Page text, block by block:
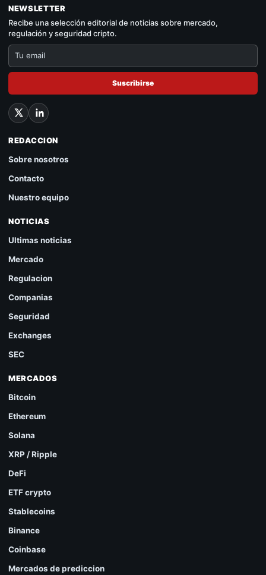
NEWSLETTER
Recibe una selección editorial de noticias sobre mercado,
regulación y seguridad cripto.
Suscribirse
REDACCION
Sobre nosotros
Contacto
Nuestro equipo
NOTICIAS
Ultimas noticias
Mercado
Regulacion
Companias
Seguridad
Exchanges
SEC
MERCADOS
Bitcoin
Ethereum
Solana
XRP / Ripple
DeFi
ETF crypto
Stablecoins
Binance
Coinbase
Mercados de prediccion